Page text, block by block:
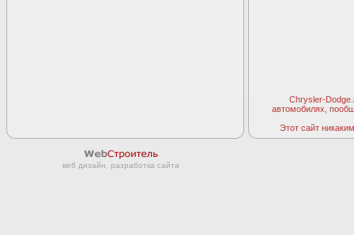
Chrysler-
автомобилях,
Этот сайт
веб дизайн, разработка сайта